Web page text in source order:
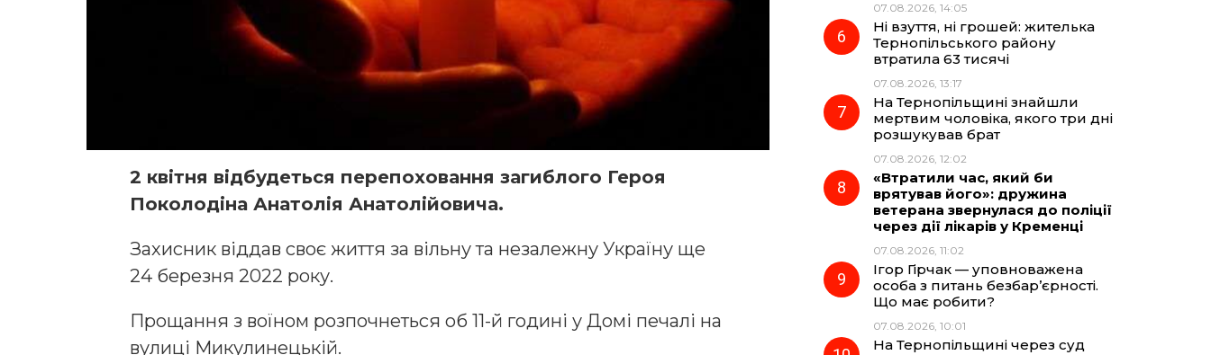
2 квітня відбудеться перепоховання загиблого Героя
Поколодіна Анатолія Анатолійовича.
Захисник віддав своє життя за вільну та незалежну Україну ще
24 березня 2022 року.
Прощання з воїном розпочнеться об 11-й годині у Домі печалі на
вулиці Микулинецькій.
07.08.2026, 14:05
Ні взуття, ні грошей: жителька
Тернопільського району
втратила 63 тисячі
07.08.2026, 13:17
На Тернопільщині знайшли
мертвим чоловіка, якого три дні
розшукував брат
07.08.2026, 12:02
«Втратили час, який би
врятував його»: дружина
ветерана звернулася до поліції
через дії лікарів у Кременці
07.08.2026, 11:02
Ігор Гірчак — уповноважена
особа з питань безбар’єрності.
Що має робити?
07.08.2026, 10:01
На Тернопільщині через суд